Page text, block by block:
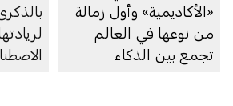
«الأكاديمية» وأول زمالة
من نوعها في العالم
تجمع بين الذكاء